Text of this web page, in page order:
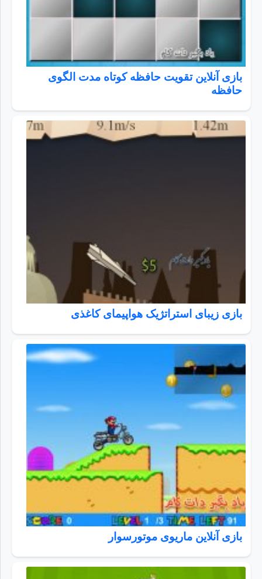
بازی آنلاین تقویت حافظه کوتاه مدت الگوی
حافظه
بازی زیبای استراتژیک هواپیمای کاغذی
بازی آنلاین ماریوی موتورسوار